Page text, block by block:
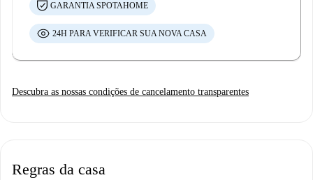
GARANTIA SPOTAHOME
24H PARA VERIFICAR SUA NOVA CASA
Descubra as nossas condições de cancelamento transparentes
Regras da casa